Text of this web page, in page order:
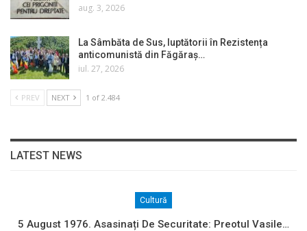
aug. 3, 2026
La Sâmbăta de Sus, luptătorii în Rezistența
anticomunistă din Făgăraș…
iul. 27, 2026
PREV NEXT 1 of 2.484
LATEST NEWS
Cultură
5 August 1976. Asasinați De Securitate: Preotul Vasile…